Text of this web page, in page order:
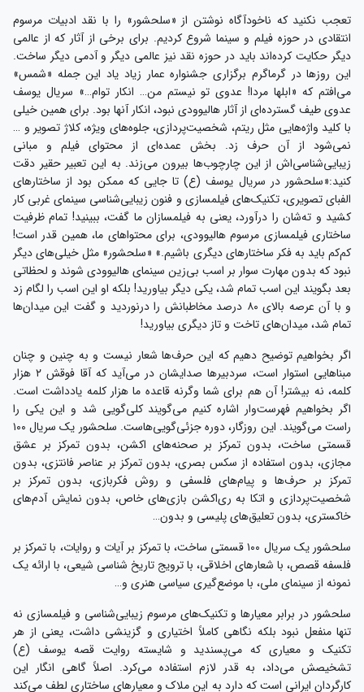
تعجب نکنید که ناخودآگاه نوشتن از «سلحشور» را با نقد ادبیات مرسوم
انتقادی در حوزه‌ فیلم و سینما شروع کردیم. برای برخی از آثار که از عالمی
دیگر حکایت کرده‌اند باید در حوزه‌ نقد نیز عالمی دیگر و آدمی دیگر ساخت.
این روزها در گرماگرم برگزاری جشنواره‌ عمار زیاد یاد این جمله «شمس»
می‌افتم که «ابلها مردا! عدوی تو نیستم من… انکار توام…» سریال یوسف
عدوی طیف گسترده‌ای از آثار هالیوودی نبود، انکار آنها بود. برای همین خیلی
با کلید واژه‌هایی مثل ریتم، شخصیت‌پردازی، جلوه‌های ویژه، کلاژ تصویر و …
نمی‌شود از آن حرف زد. بخش عمده‌ای از محتوای فیلم و مبانی
زیبایی‌شناسی‌اش از این چارچوب‌ها بیرون می‌زند. به این تعبیر حقیر دقت
کنید:«سلحشور در سریال یوسف (ع) تا جایی که ممکن بود از ساختارهای
الفبای تصویری، تکنیک‌های فیلمسازی و فنون زیبایی‌شناسی سینمای غربی کار
کشید و ته‌شان را درآورد، یعنی به فیلمسازان ما گفت، ببینید! تمام ظرفیت
ساختاری فیلمسازی مرسوم هالیوودی، برای محتواهای ما، همین قدر است!
کم‌کم باید به فکر ساختارهای دیگری باشیم.» «سلحشور» مثل خیلی‌های دیگر
نبود که بدون مهارت سوار بر اسب بی‌زین سینمای هالیوودی شوند و لحظاتی
بعد بگویند این اسب تمام شد، یکی دیگر بیاورید! بلکه او این اسب را لگام زد
و با آن عرصه بالای ۸۰ درصد مخاطبانش را درنوردید و گفت این میدان‌ها
تمام شد، میدان‌های تاخت و تاز دیگری بیاورید!
اگر بخواهیم توضیح دهیم که این حرف‌ها شعار نیست و به چنین و چنان
مبناهایی استوار است، سردبیرها صدایشان در می‌آید که آقا فوقش ۲ هزار
کلمه، نه بیشتر! آن هم برای شما وگرنه قاعده‌ ما هزار کلمه یادداشت است.
اگر بخواهیم فهرست‌وار اشاره کنیم می‌گویند کلی‌گویی شد و این یکی را
راست می‌گویند. این روزگار، دوره‌ جزئی‌گویی‌هاست. سلحشور یک سریال ۱۰۰
قسمتی ساخت، بدون تمرکز بر صحنه‌های اکشن، بدون تمرکز بر عشق
مجازی، بدون استفاده از سکس بصری، بدون تمرکز بر عناصر فانتزی، بدون
تمرکز بر حرف‌ها و پیام‌های فلسفی و روش فکربازی، بدون تمرکز بر
شخصیت‌پردازی و اتکا به ری‌اکشن بازی‌های خاص، بدون نمایش آدم‌های
خاکستری، بدون تعلیق‌های پلیسی و بدون…
سلحشور یک سریال ۱۰۰ قسمتی ساخت، با تمرکز بر آیات و روایات، با تمرکز بر
فلسفه‌ قصص، با شعارهای اخلاقی، با ترویج تاریخ شناسی شیعی، با ارائه‌ یک
نمونه از سینمای ملی، با موضع‌گیری سیاسی هنری و…
سلحشور در برابر معیارها و تکنیک‌های مرسوم زیبایی‌شناسی و فیلمسازی نه
تنها منفعل نبود بلکه نگاهی کاملاً اختیاری و گزینشی داشت، یعنی از هر
تکنیک و معیاری که می‌پسندید و شایسته‌ روایت قصه یوسف (ع)
تشخیصش می‌داد، به قدر لازم استفاده می‌کرد. اصلاً گاهی انگار این
کارگردان ایرانی‌ است که دارد به این ملاک و معیارهای ساختاری لطف می‌کند